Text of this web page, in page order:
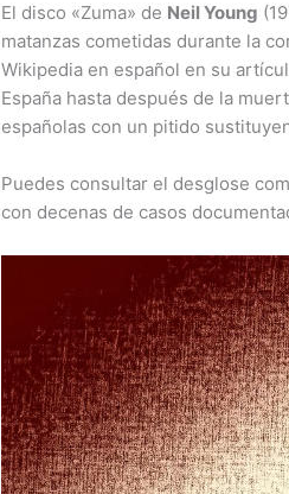
El disco «Zuma» de Neil Young
matanzas cometidas durante la
Wikipedia en español en su
España hasta después de la
españolas con un pitido
Puedes consultar el desglose
con decenas de casos